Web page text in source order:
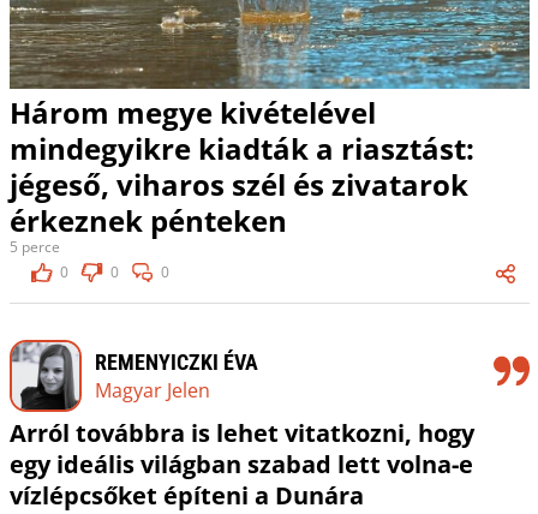
Három megye kivételével
mindegyikre kiadták a riasztást:
jégeső, viharos szél és zivatarok
érkeznek pénteken
5 perce
0
0 0
REMENYICZKI ÉVA
Magyar Jelen
Arról továbbra is lehet vitatkozni, hogy
egy ideális világban szabad lett volna-e
vízlépcsőket építeni a Dunára